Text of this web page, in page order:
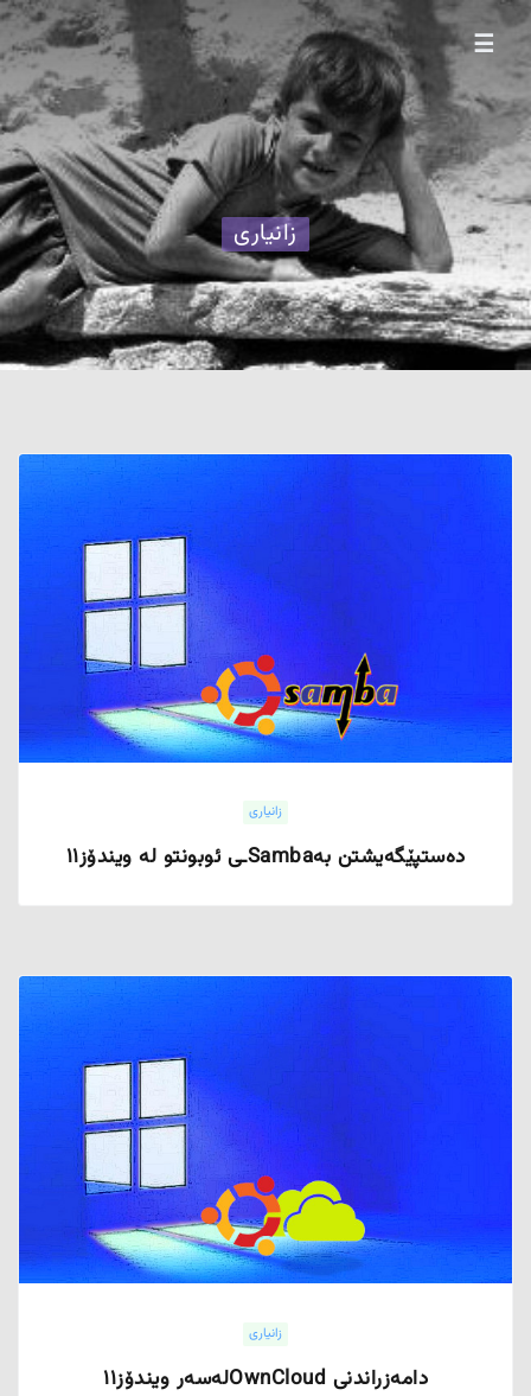
☰
زانیاری
زانیاری
دەستپێگەیشتن بەSambaـی ئوبونتو لە ویندۆز١١
زانیاری
دامەزراندنی OwnCloudلەسەر ویندۆز١١